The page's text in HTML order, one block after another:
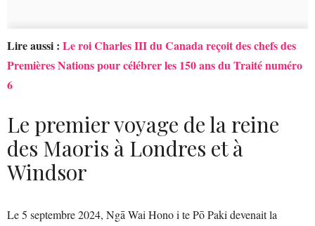
Lire aussi : Le roi Charles III du Canada reçoit des chefs des
Premières Nations pour célébrer les 150 ans du Traité numéro
6
Le premier voyage de la reine
des Maoris à Londres et à
Windsor
Le 5 septembre 2024, Ngā Wai Hono i te Pō Paki devenait la